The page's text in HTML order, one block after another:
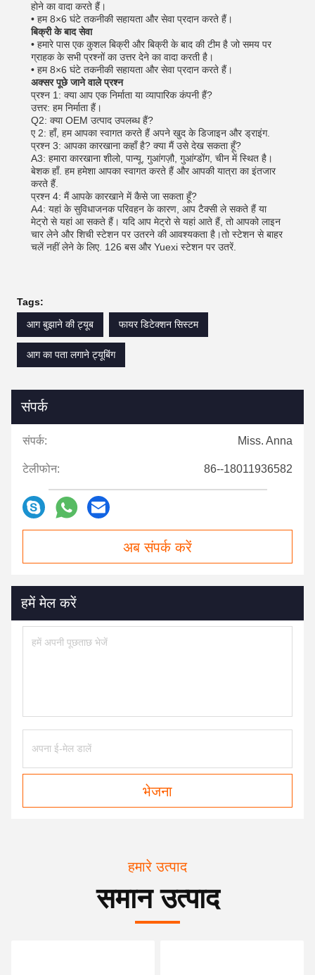
होने का वादा करते हैं।
• हम 8×6 घंटे तकनीकी सहायता और सेवा प्रदान करते हैं।
बिक्री के बाद सेवा
• हमारे पास एक कुशल बिक्री और बिक्री के बाद की टीम है जो समय पर
ग्राहक के सभी प्रश्नों का उत्तर देने का वादा करती है।
• हम 8×6 घंटे तकनीकी सहायता और सेवा प्रदान करते हैं।
अक्सर पूछे जाने वाले प्रश्न
प्रश्न 1: क्या आप एक निर्माता या व्यापारिक कंपनी हैं?
उत्तर: हम निर्माता हैं।
Q2: क्या OEM उत्पाद उपलब्ध हैं?
ए 2: हाँ, हम आपका स्वागत करते हैं अपने खुद के डिजाइन और ड्राइंग.
प्रश्न 3: आपका कारखाना कहाँ है? क्या मैं उसे देख सकता हूँ?
A3: हमारा कारखाना शीलो, पान्यू, गुआंगज़ौ, गुआंग्डोंग, चीन में स्थित है।
बेशक हाँ. हम हमेशा आपका स्वागत करते हैं और आपकी यात्रा का इंतजार
करते हैं.
प्रश्न 4: मैं आपके कारखाने में कैसे जा सकता हूँ?
A4: यहां के सुविधाजनक परिवहन के कारण, आप टैक्सी ले सकते हैं या
मेट्रो से यहां आ सकते हैं। यदि आप मेट्रो से यहां आते हैं, तो आपको लाइन
चार लेने और शिची स्टेशन पर उतरने की आवश्यकता है।तो स्टेशन से बाहर
चलें नहीं लेने के लिए. 126 बस और Yuexi स्टेशन पर उतरें.
Tags:
आग बुझाने की ट्यूब
फायर डिटेक्शन सिस्टम
आग का पता लगाने ट्यूबिंग
संपर्क
संपर्क: Miss. Anna
टेलीफोन: 86--18011936582
अब संपर्क करें
हमें मेल करें
भेजना
हमारे उत्पाद
समान उत्पाद